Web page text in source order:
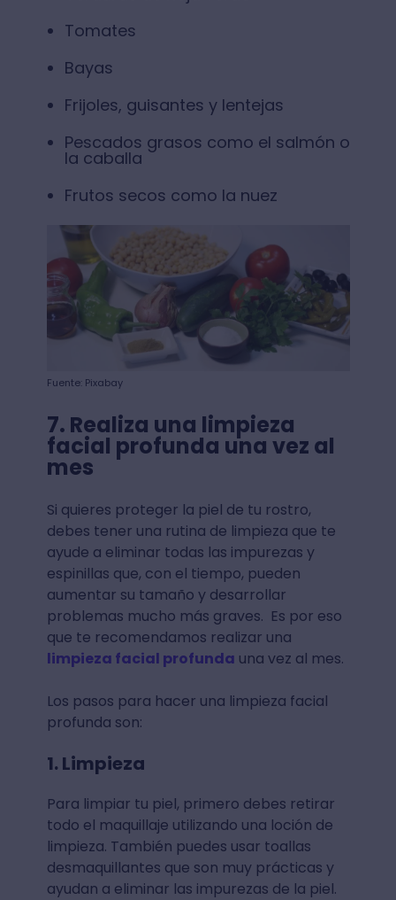
Tomates
Bayas
Frijoles, guisantes y lentejas
Pescados grasos como el salmón o
la caballa
Frutos secos como la nuez
Fuente: Pixabay
7. Realiza una limpieza
facial profunda una vez al
mes
Si quieres proteger la piel de tu rostro,
debes tener una rutina de limpieza que te
ayude a eliminar todas las impurezas y
espinillas que, con el tiempo, pueden
aumentar su tamaño y desarrollar
problemas mucho más graves. Es por eso
que te recomendamos realizar una
limpieza facial profunda una vez al mes.
Los pasos para hacer una limpieza facial
profunda son:
1. Limpieza
Para limpiar tu piel, primero debes retirar
todo el maquillaje utilizando una loción de
limpieza. También puedes usar toallas
desmaquillantes que son muy prácticas y
ayudan a eliminar las impurezas de la piel.